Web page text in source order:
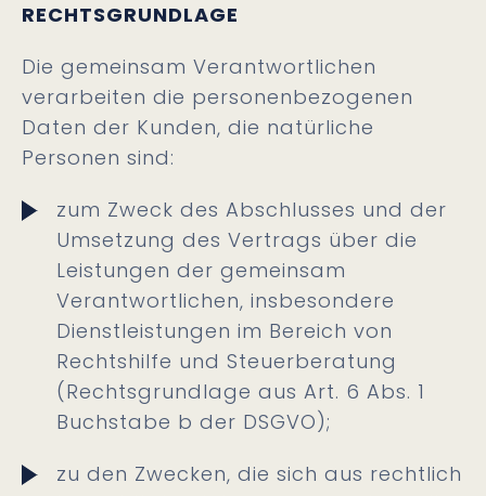
RECHTSGRUNDLAGE
Die gemeinsam Verantwortlichen
verarbeiten die personenbezogenen
Daten der Kunden, die natürliche
Personen sind:
zum Zweck des Abschlusses und der
Umsetzung des Vertrags über die
Leistungen der gemeinsam
Verantwortlichen, insbesondere
Dienstleistungen im Bereich von
Rechtshilfe und Steuerberatung
(Rechtsgrundlage aus Art. 6 Abs. 1
Buchstabe b der DSGVO);
zu den Zwecken, die sich aus rechtlich